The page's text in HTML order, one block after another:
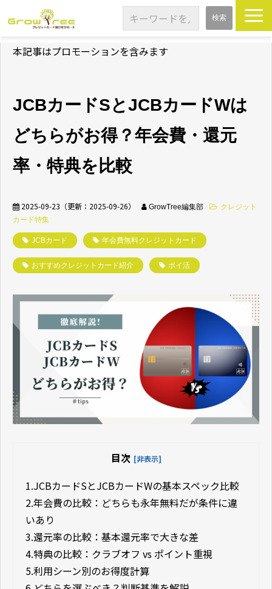
TOP
カードレビュー
本記事はプロモーションを含みます
JCBカードSとJCBカードWは
どちらがお得？年会費・還元
率・特典を比較
2025-09-23 （更新： 2025-09-26） GrowTree編集部
クレジット
カード特集
JCBカード 年会費無料クレジットカード
おすすめクレジットカード紹介 ポイ活
目次 [非表示]
1.JCBカードSとJCBカードWの基本スペック比較
2.年会費の比較：どちらも永年無料だが条件に違
いあり
3.還元率の比較：基本還元率で大きな差
4.特典の比較：クラブオフ vs ポイント重視
5.利用シーン別のお得度計算